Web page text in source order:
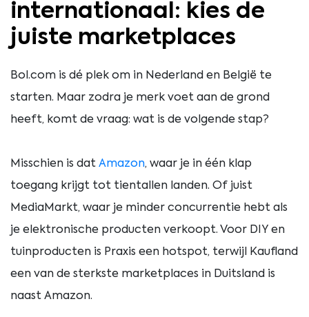
internationaal: kies de
juiste marketplaces
Bol.com is dé plek om in Nederland en België te
starten. Maar zodra je merk voet aan de grond
heeft, komt de vraag: wat is de volgende stap?
Misschien is dat Amazon, waar je in één klap
toegang krijgt tot tientallen landen. Of juist
MediaMarkt, waar je minder concurrentie hebt als
je elektronische producten verkoopt. Voor DIY en
tuinproducten is Praxis een hotspot, terwijl Kaufland
een van de sterkste marketplaces in Duitsland is
naast Amazon.